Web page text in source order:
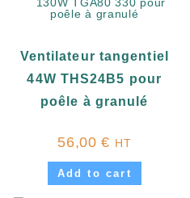
Ventilateur tangentiel
44W THS24B5 pour
poêle à granulé
56,00€ HT
Add to cart